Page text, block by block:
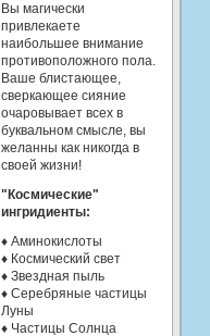
Вы магически
привлекаете
наибольшее внимание
противоположного пола.
Ваше блистающее,
сверкающее сияние
очаровывает всех в
буквальном смысле, вы
желанны как никогда в
своей жизни!
"Космические"
ингридиенты:
♦ Аминокислоты
♦ Космический свет
♦ Звездная пыль
♦ Серебряные частицы
Луны
♦ Частицы Солнца